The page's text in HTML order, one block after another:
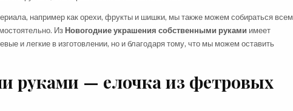
например как орехи, фрукты и шишки, мы также можем собираться всем
Из Новогодние украшения собственными руками имеет
и легкие в изготовлении, но и благодаря тому, что мы можем оставить
руками — елочка из фетровых